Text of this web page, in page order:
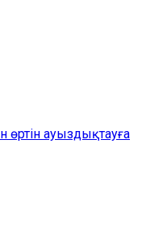
өртін ауыздықтауға